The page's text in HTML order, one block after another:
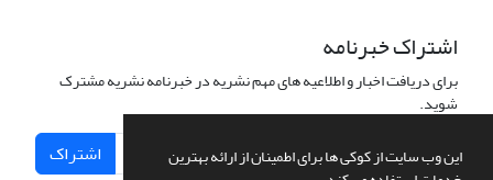
این وب سایت از کوکی ها برای اطمینان از ارائه بهترین
اشتراک خبرنامه
برای دریافت اخبار و اطلاعیه های مهم نشریه در خبرنامه نشریه مشترک
شوید.
اشتراک